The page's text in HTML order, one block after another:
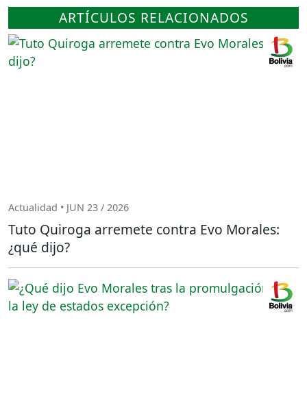
ARTÍCULOS RELACIONADOS
Actualidad • JUN 23 / 2026
Tuto Quiroga arremete contra Evo Morales:
¿qué dijo?